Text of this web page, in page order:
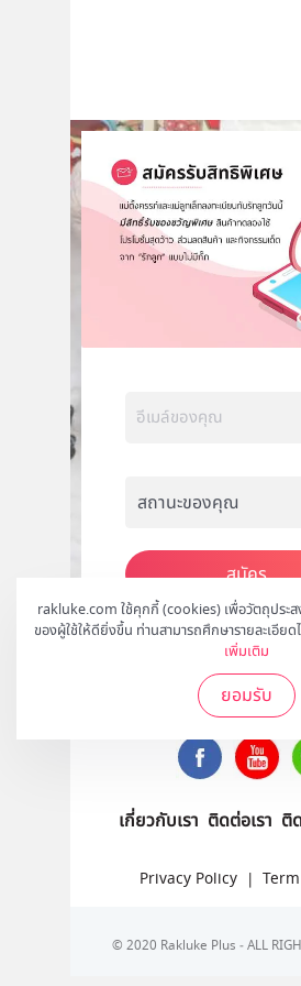
rakluke.com ใช้คุกกี้ (cookies) เพื่อวัตถุประ
ของผู้ใช้ให้ดียิ่งขึ้น ท่านสามารถศึกษารายละเอียด
เพิ่มเติม
ยอมรับ
สมัคร
ติดตามเราได้ที่
เกี่ยวกับเรา ติดต่อเรา ติ
Privacy Policy |
© 2020 Rakluke Plus - ALL